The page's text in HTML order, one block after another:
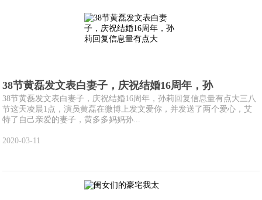
38节黄磊发文表白妻子，庆祝结婚16周年，孙
38节黄磊发文表白妻子，庆祝结婚16周年，孙莉回复信息量有点大三八
节这天凌晨1点，演员黄磊在微博上发文爱你，并发送了两个爱心，艾
特了自己亲爱的妻子，黄多多妈妈孙...
2020-03-11